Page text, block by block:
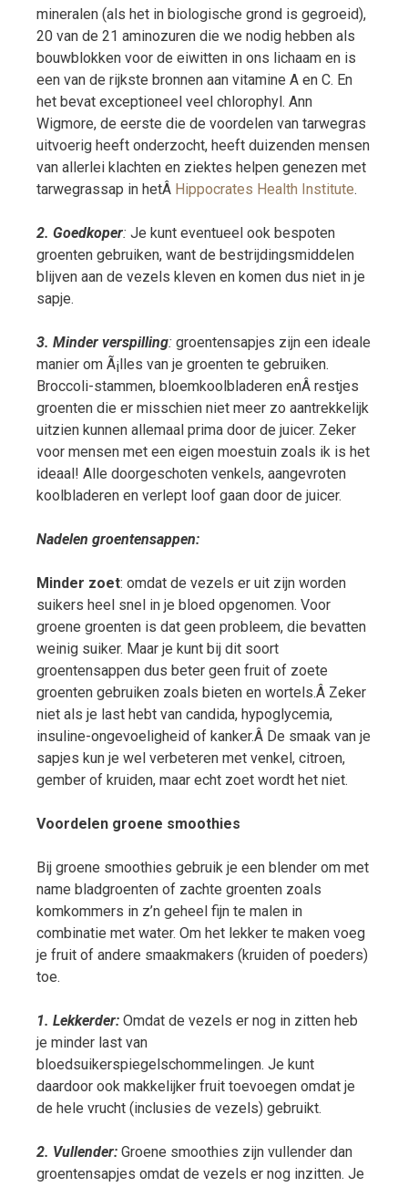
mineralen (als het in biologische grond is gegroeid),
20 van de 21 aminozuren die we nodig hebben als
bouwblokken voor de eiwitten in ons lichaam en is
een van de rijkste bronnen aan vitamine A en C. En
het bevat exceptioneel veel chlorophyl. Ann
Wigmore, de eerste die de voordelen van tarwegras
uitvoerig heeft onderzocht, heeft duizenden mensen
van allerlei klachten en ziektes helpen genezen met
tarwegrassap in hetÂ Hippocrates Health Institute.
2. Goedkoper: Je kunt eventueel ook bespoten
groenten gebruiken, want de bestrijdingsmiddelen
blijven aan de vezels kleven en komen dus niet in je
sapje.
3. Minder verspilling: groentensapjes zijn een ideale
manier om Ã¡lles van je groenten te gebruiken.
Broccoli-stammen, bloemkoolbladeren enÂ restjes
groenten die er misschien niet meer zo aantrekkelijk
uitzien kunnen allemaal prima door de juicer. Zeker
voor mensen met een eigen moestuin zoals ik is het
ideaal! Alle doorgeschoten venkels, aangevroten
koolbladeren en verlept loof gaan door de juicer.
Nadelen groentensappen:
Minder zoet: omdat de vezels er uit zijn worden
suikers heel snel in je bloed opgenomen. Voor
groene groenten is dat geen probleem, die bevatten
weinig suiker. Maar je kunt bij dit soort
groentensappen dus beter geen fruit of zoete
groenten gebruiken zoals bieten en wortels.Â Zeker
niet als je last hebt van candida, hypoglycemia,
insuline-ongevoeligheid of kanker.Â De smaak van je
sapjes kun je wel verbeteren met venkel, citroen,
gember of kruiden, maar echt zoet wordt het niet.
Voordelen groene smoothies
Bij groene smoothies gebruik je een blender om met
name bladgroenten of zachte groenten zoals
komkommers in z’n geheel fijn te malen in
combinatie met water. Om het lekker te maken voeg
je fruit of andere smaakmakers (kruiden of poeders)
toe.
1. Lekkerder: Omdat de vezels er nog in zitten heb
je minder last van
bloedsuikerspiegelschommelingen. Je kunt
daardoor ook makkelijker fruit toevoegen omdat je
de hele vrucht (inclusies de vezels) gebruikt.
2. Vullender: Groene smoothies zijn vullender dan
groentensapjes omdat de vezels er nog inzitten. Je